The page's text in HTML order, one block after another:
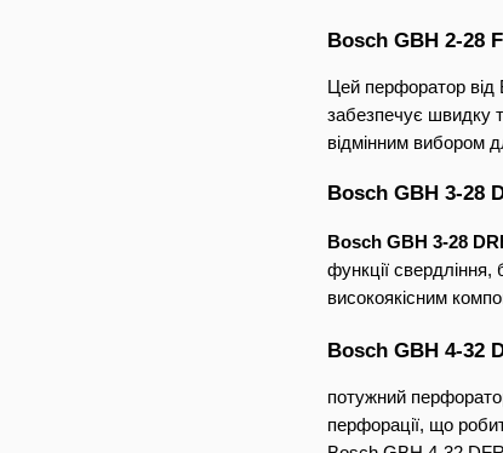
Bosch GBH 2-28 F
Цей перфоратор від
забезпечує швидку
відмінним вибором
Bosch GBH 3-28
Bosch GBH 3-28
функції свердління,
високоякісним
Bosch GBH 4-32
потужний
перфорації, що